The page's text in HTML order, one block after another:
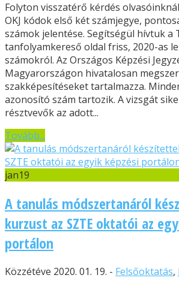
Folyton visszatérő kérdés
OKJ kódok első két számjegye,
számok jelentése. Segítségül hívtuk a
tanfolyamkereső oldal friss, 2020-as
számokról. Az Országos Képzési
Magyarországon hivatalosan
szakképesítéseket tartalmazza.
azonosító szám tartozik. A vizsgát
résztvevők az adott...
Tovább...
jan19
A tanulás módszertanáról
kurzust az SZTE oktatói az
portálon
Közzétéve 2020. 01. 19. - Felsőoktatás,